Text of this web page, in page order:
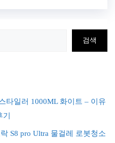
검색
타일러 1000ML 화이트 – 이유
기
S8 pro Ultra 물걸레 로봇청소